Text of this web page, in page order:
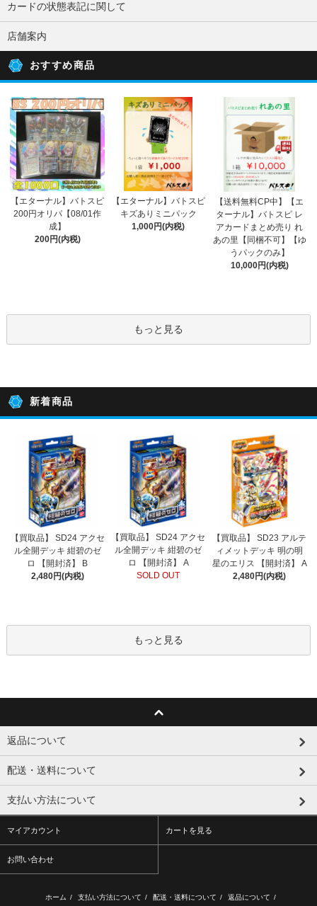
カードの状態表記に関して
店舗案内
おすすめ商品
【エターナル】バトスピ
200円オリパ【08/01作
成】
200円(内税)
【エターナル】バトスピ
キズありミニパック
1,000円(内税)
【送料無料CP中】【エ
ターナル】バトスピ レ
アカードまとめ売り れ
あの里【同梱不可】【ゆ
うパックのみ】
10,000円(内税)
もっと見る
新着商品
【買取品】 SD24 アクセ
ル全開デッキ 紺碧のゼ
ロ 【開封済】 B
2,480円(内税)
【買取品】 SD24 アクセ
ル全開デッキ 紺碧のゼ
ロ 【開封済】 A
SOLD OUT
【買取品】 SD23 アルテ
ィメットデッキ 明の明
星のエリス 【開封済】 A
2,480円(内税)
もっと見る
返品について
配送・送料について
支払い方法について
マイアカウント カートを見る
お問い合わせ
ホーム / 支払い方法について / 配送・送料について / 返品について /